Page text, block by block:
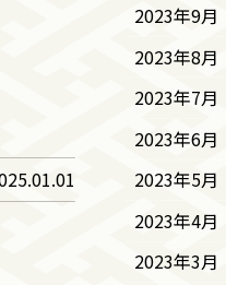
2023年9月
2023年8月
2023年7月
2023年6月
2023年5月
2023年4月
2023年3月